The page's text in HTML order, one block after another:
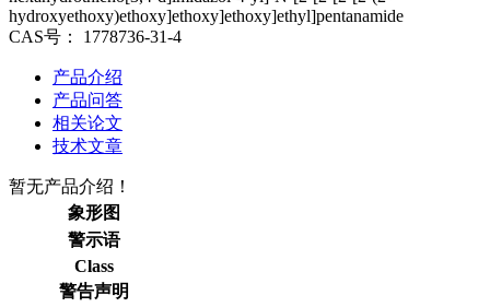
hydroxyethoxy)ethoxy]ethoxy]ethoxy]ethyl]pentanamide
CAS号：
1778736-31-4
产品介绍
产品问答
相关论文
技术文章
暂无产品介绍！
象形图
警示语
Class
警告声明